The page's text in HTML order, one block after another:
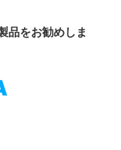
品をお勧めしま